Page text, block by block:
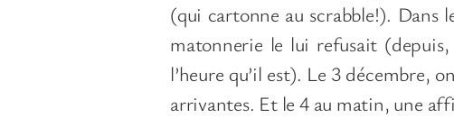
(qui cartonne au scrabble!). Dans
matonnerie le lui refusait
l’heure qu’il est). Le 3 décembre,
arrivantes. Et le 4 au matin, une